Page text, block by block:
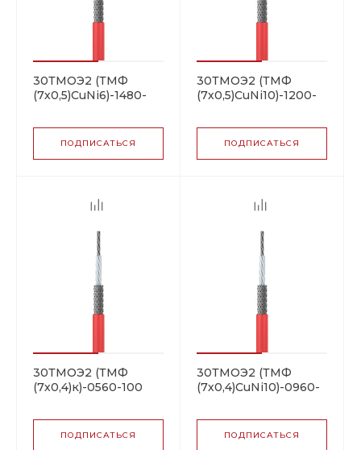
30ТМОЭ2 (ТМФ
(7х0,5)CuNi6)-1480-
нагревательная
секцияПОДПИСАТЬСЯ
30ТМОЭ2 (ТМФ
(7х0,5)CuNi10)-1200-
нагревательная
секцияПОДПИСАТЬСЯ
30ТМОЭ2 (ТМФ
(7х0,4)к)-0560-100
нагревательная
секцияПОДПИСАТЬСЯ
30ТМОЭ2 (ТМФ
(7х0,4)CuNi10)-0960-
нагревательная
секцияПОДПИСАТЬСЯ